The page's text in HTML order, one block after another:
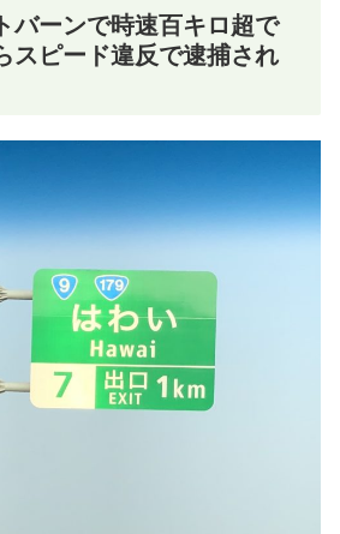
バーンで時速百キロ超で
スピード違反で逮捕され